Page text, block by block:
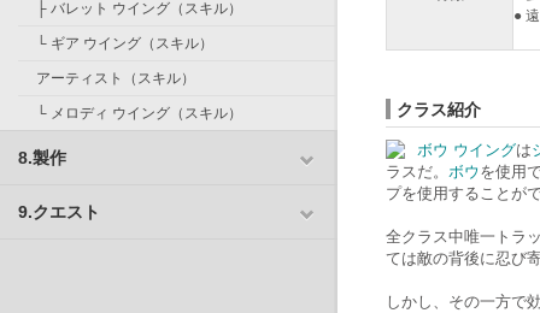
├ バレット ウイング （ スキル）
└ ギア ウイング （ スキル）
アーティスト （ スキル）
└ メロディ ウイング （ スキル）
8.製作
9.クエスト
●
クラス紹介
ボウ ウイングは
ラスだ。 ボウ を使用
プを使用することが
全クラス中唯一トラ
ては敵の背後に忍び
しかし、その一方で